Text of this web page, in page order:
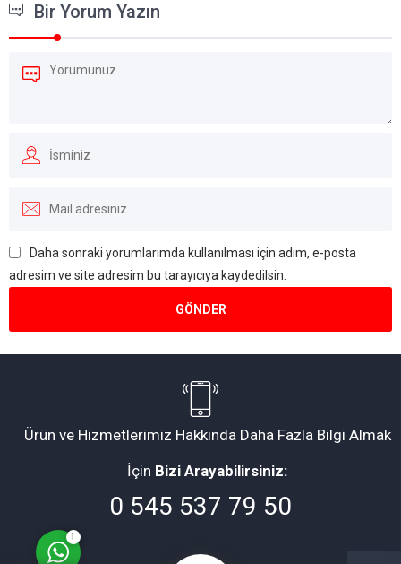
Bir Yorum Yazın
Daha sonraki yorumlarımda kullanılması için adım, e-posta
adresim ve site adresim bu tarayıcıya kaydedilsin.
Ürün ve Hizmetlerimiz Hakkında Daha Fazla Bilgi Almak
İçin Bizi Arayabilirsiniz:
0 545 537 79 50
Cevap Yaz
1